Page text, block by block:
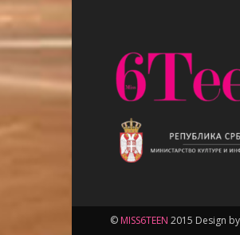
© MISS6TEEN 2015 Design by